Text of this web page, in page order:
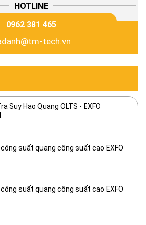
HOTLINE
0962 381 465
tech.vn
Suy Hao Quang OLTS - EXFO
suất quang công suất cao EXFO
suất quang công suất cao EXFO